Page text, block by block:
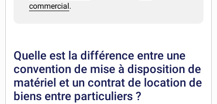
commercial .
Quelle est la différence entre une
convention de mise à disposition de
matériel et un contrat de location de
biens entre particuliers ?